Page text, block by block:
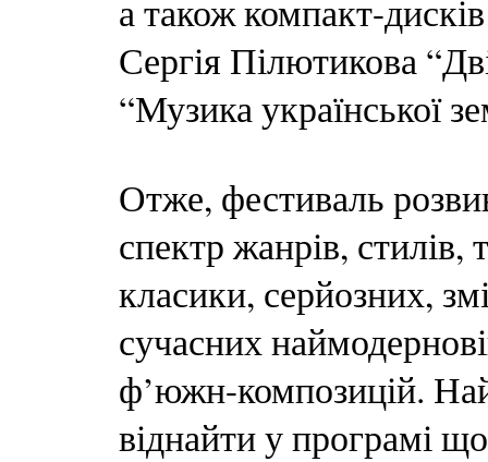
а також компакт-
Сергія Пілютикова
“Музика української
Отже, фестиваль
спектр жанрів,
класики, серйозних,
сучасних
ф’южн-композицій.
віднайти у програмі